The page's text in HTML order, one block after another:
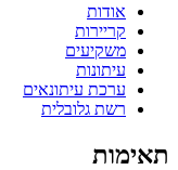
אודות
קריירות
משקיעים
עיתונות
ערכת עיתונאים
רשת גלובלית
תאימות